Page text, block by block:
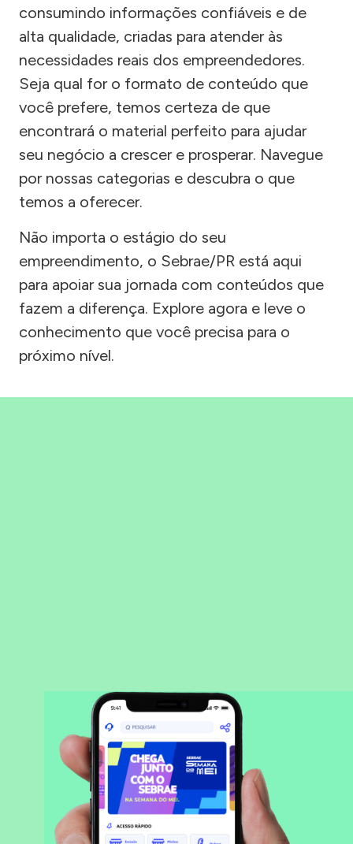
consumindo informações confiáveis e de
alta qualidade, criadas para atender às
necessidades reais dos empreendedores.
Seja qual for o formato de conteúdo que
você prefere, temos certeza de que
encontrará o material perfeito para ajudar
seu negócio a crescer e prosperar. Navegue
por nossas categorias e descubra o que
temos a oferecer.
Não importa o estágio do seu
empreendimento, o Sebrae/PR está aqui
para apoiar sua jornada com conteúdos que
fazem a diferença. Explore agora e leve o
conhecimento que você precisa para o
próximo nível.